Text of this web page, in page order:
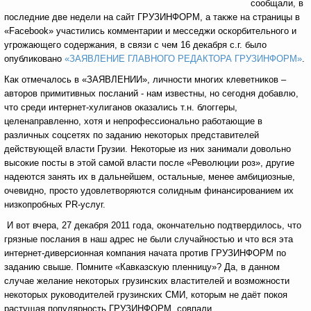
сообщали, в
последние две недели на сайт ГРУЗИНФОРМ, а также на страницы в
«Facebook» участились комментарии и месседжи оскорбительного и
угрожающего содержания, в связи с чем 16 декабря с.г. было
опубликовано «ЗАЯВЛЕНИЕ ГЛАВНОГО РЕДАКТОРА ГРУЗИНФОРМ».
Как отмечалось в «ЗАЯВЛЕНИИ», личности многих клеветников –
авторов примитивных посланий - нам известны, но сегодня добавлю,
что среди интернет-хулиганов оказались т.н. блоггеры,
целенаправленно, хотя и непрофессионально работающие в
различных соцсетях по заданию некоторых представителей
действующей власти Грузии. Некоторые из них занимали довольно
высокие посты в этой самой власти после «Революции роз», другие
надеются занять их в дальнейшем, остальные, менее амбициозные,
очевидно, просто удовлетворяются солидным финансированием их
низкопробных PR-услуг.
И вот вчера, 27 декабря 2011 года, окончательно подтвердилось, что
грязные послания в наш адрес не были случайностью и что вся эта
интернет-диверсионная компания начата против ГРУЗИНФОРМ по
заданию свыше. Помните «Кавказскую пленницу»? Да, в данном
случае желание некоторых грузинских властителей и возможности
некоторых руководителей грузинских СМИ, которым не даёт покоя
растущая популярность ГРУЗИНФОРМ, совпали.